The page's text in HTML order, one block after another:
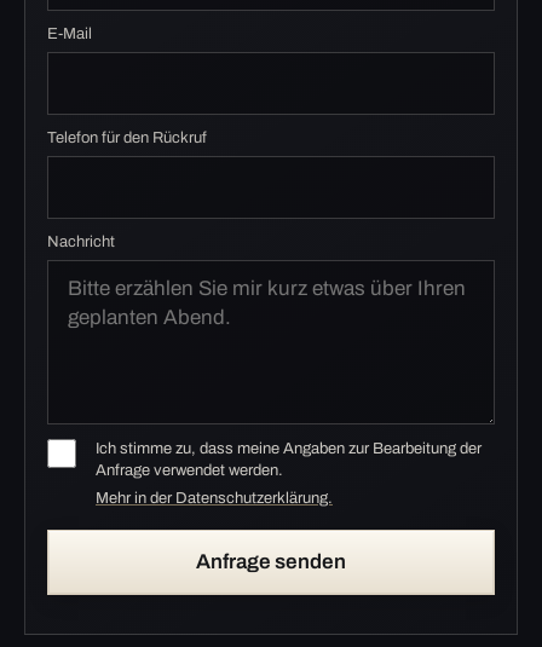
E-Mail
Telefon für den Rückruf
Nachricht
Ich stimme zu, dass meine Angaben zur Bearbeitung der
Anfrage verwendet werden.
Mehr in der Datenschutzerklärung.
Anfrage senden